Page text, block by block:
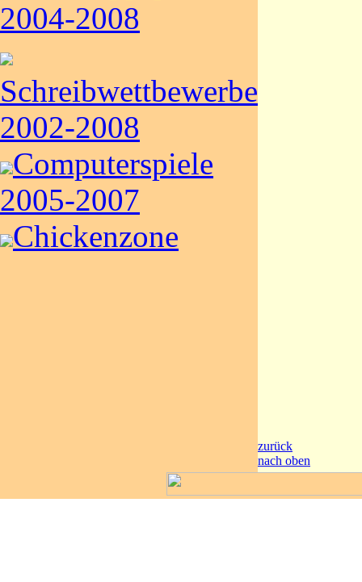
2004-2008
Schreibwettbewerbe
2002-2008
Computerspiele
2005-2007
Chickenzone
zurück
nach oben